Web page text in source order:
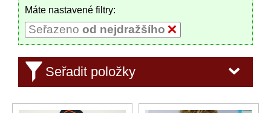
Máte nastavené filtry:
Seřazeno od nejdražšího
Seřadit položky